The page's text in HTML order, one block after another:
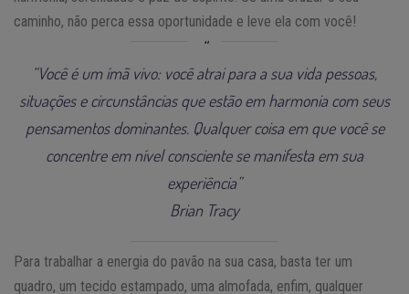
caminho, não perca essa oportunidade e leve ela com você!
“Você é um ímã vivo: você atrai para a sua vida pessoas,
situações e circunstâncias que estão em harmonia com seus
pensamentos dominantes. Qualquer coisa em que você se
concentre em nível consciente se manifesta em sua
experiência”
Brian Tracy
Para trabalhar a energia do pavão na sua casa, basta ter um
quadro, um tecido estampado, uma almofada, enfim, qualquer